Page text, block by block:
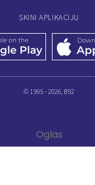
SKINI APLIKACIJU
© 1995 - 2026, B92